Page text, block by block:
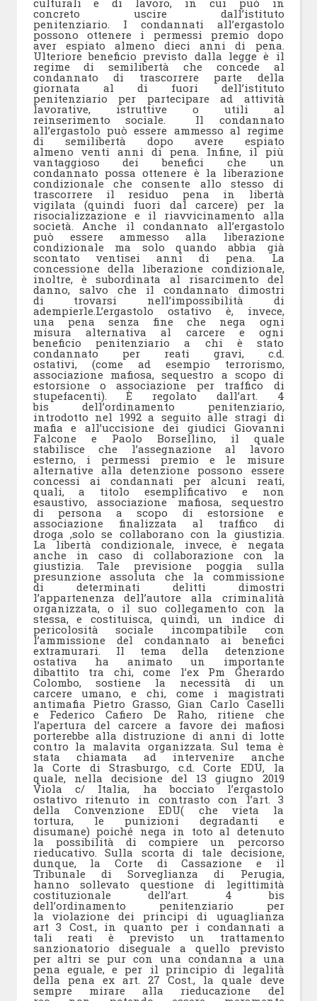
culturali e di lavoro, in cui può in
concreto uscire dall’istituto
penitenziario. I condannati all’ergastolo
possono ottenere i permessi premio dopo
aver espiato almeno dieci anni di pena.
Ulteriore beneficio previsto dalla legge è il
regime di semilibertà che concede al
condannato di trascorrere parte della
giornata al di fuori dell’istituto
penitenziario per partecipare ad attività
lavorative, istruttive o utili al
reinserimento sociale. Il condannato
all’ergastolo può essere ammesso al regime
di semilibertà dopo avere espiato
almeno venti anni di pena. Infine, il più
vantaggioso dei benefici che un
condannato possa ottenere è la liberazione
condizionale che consente allo stesso di
trascorrere il residuo pena in libertà
vigilata (quindi fuori dal carcere) per la
risocializzazione e il riavvicinamento alla
società. Anche il condannato all’ergastolo
può essere ammesso alla liberazione
condizionale ma solo quando abbia già
scontato ventisei anni di pena. La
concessione della liberazione condizionale,
inoltre, è subordinata al risarcimento del
danno, salvo che il condannato dimostri
di trovarsi nell’impossibilità di
adempierle.L’ergastolo ostativo è, invece,
una pena senza fine che nega ogni
misura alternativa al carcere e ogni
beneficio penitenziario a chi è stato
condannato per reati gravi, c.d.
ostativi, (come ad esempio terrorismo,
associazione mafiosa, sequestro a scopo di
estorsione o associazione per traffico di
stupefacenti). È regolato dall’art. 4
bis dell’ordinamento penitenziario,
introdotto nel 1992 a seguito alle stragi di
mafia e all’uccisione dei giudici Giovanni
Falcone e Paolo Borsellino, il quale
stabilisce che l’assegnazione al lavoro
esterno, i permessi premio e le misure
alternative alla detenzione possono essere
concessi ai condannati per alcuni reati,
quali, a titolo esemplificativo e non
esaustivo, associazione mafiosa, sequestro
di persona a scopo di estorsione e
associazione finalizzata al traffico di
droga ,solo se collaborano con la giustizia.
La libertà condizionale, invece, è negata
anche in caso di collaborazione con la
giustizia. Tale previsione poggia sulla
presunzione assoluta che la commissione
di determinati delitti dimostri
l’appartenenza dell’autore alla criminalità
organizzata, o il suo collegamento con la
stessa, e costituisca, quindi, un indice di
pericolosità sociale incompatibile con
l’ammissione del condannato ai benefici
extramurari. Il tema della detenzione
ostativa ha animato un importante
dibattito tra chi, come l’ex Pm Gherardo
Colombo, sostiene la necessità di un
carcere umano, e chi, come i magistrati
antimafia Pietro Grasso, Gian Carlo Caselli
e Federico Cafiero De Raho, ritiene che
l’apertura del carcere a favore dei mafiosi
porterebbe alla distruzione di anni di lotte
contro la malavita organizzata. Sul tema è
stata chiamata ad intervenire anche
la Corte di Strasburgo, c.d. Corte EDU, la
quale, nella decisione del 13 giugno 2019
Viola c/ Italia, ha bocciato l’ergastolo
ostativo ritenuto in contrasto con l’art. 3
della Convenzione EDU( che vieta la
tortura, le punizioni degradanti e
disumane) poiché nega in toto al detenuto
la possibilità di compiere un percorso
rieducativo. Sulla scorta di tale decisione,
dunque, la Corte di Cassazione e il
Tribunale di Sorveglianza di Perugia,
hanno sollevato questione di legittimità
costituzionale dell’art. 4 bis
dell’ordinamento penitenziario per
la violazione dei principi di uguaglianza
art 3 Cost., in quanto per i condannati a
tali reati è previsto un trattamento
sanzionatorio diseguale a quello previsto
per altri se pur con una condanna a una
pena eguale, e per il principio di legalità
della pena ex art. 27 Cost., la quale deve
sempre mirare alla rieducazione del